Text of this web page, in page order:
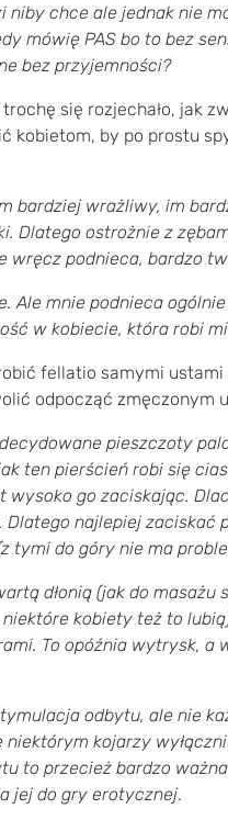
chce ale jednak nie
mówię PAS bo to bez
bez przyjemności?
się rozjechało, jak
kobietom, by po prostu
bardziej wrażliwy, im
Dlatego ostrożnie z
wręcz podnieca, bardzo
Ale mnie podnieca
w kobiecie, która robi
fellatio samymi
odpocząć zmęczonym
pieszczoty
ten pierścień robi się
wysoko go zaciskając.
Dlatego najlepiej
tymi do góry nie ma
dłonią (jak do masażu
kobiety też to
To opóźnia wytrysk, a
odbytu, ale nie
niektórym kojarzy
to przecież bardzo
jej do gry erotycznej.